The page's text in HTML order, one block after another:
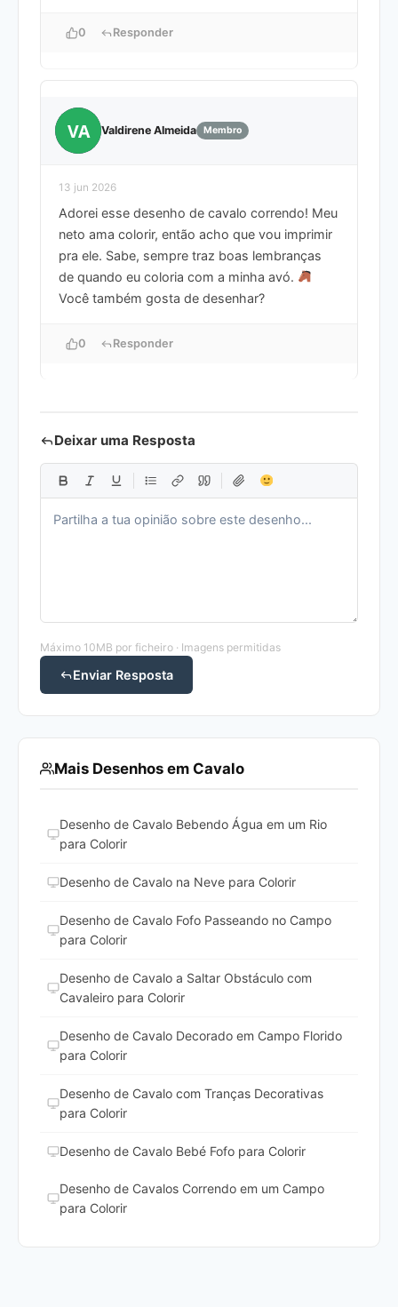
0 Responder
VA Valdirene Almeida Membro
13 jun 2026
Adorei esse desenho de cavalo correndo! Meu
neto ama colorir, então acho que vou imprimir
pra ele. Sabe, sempre traz boas lembranças
de quando eu coloria com a minha avó.
Você também gosta de desenhar?
0 Responder
Deixar uma Resposta
Máximo 10MB por ficheiro · Imagens permitidas
Enviar Resposta
Mais Desenhos em Cavalo
Desenho de Cavalo Bebendo Água em um Rio
para Colorir
Desenho de Cavalo na Neve para Colorir
Desenho de Cavalo Fofo Passeando no Campo
para Colorir
Desenho de Cavalo a Saltar Obstáculo com
Cavaleiro para Colorir
Desenho de Cavalo Decorado em Campo Florido
para Colorir
Desenho de Cavalo com Tranças Decorativas
para Colorir
Desenho de Cavalo Bebé Fofo para Colorir
Desenho de Cavalos Correndo em um Campo
para Colorir